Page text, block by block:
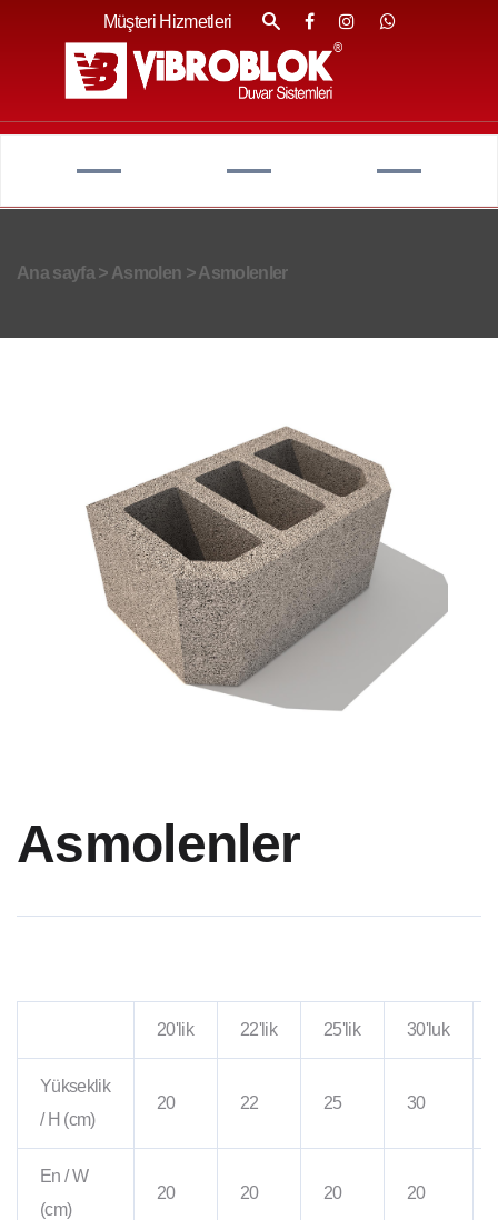
Müşteri Hizmetleri
Ana sayfa > Asmolen >Asmolenler
Asmolenler
20'lik 22'lik 25'lik 30'luk
Yükseklik
/ H (cm)
20 22 25 30
En / W
(cm)
20 20 20 20